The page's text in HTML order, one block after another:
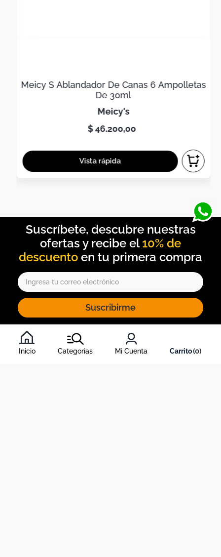
Inicio Categorias Mi Cuenta 0
Meicy S Ablandador De Canas 6 Ampolletas
De 30ml
meicy's
$46.200,00
10% de
descuento
Suscribirme
Al inscribirte al newsletter, aceptas nuestros
condiciones
, y nuestrapolítica de tratamiento de información